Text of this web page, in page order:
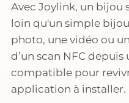
Avec Joylink, un bijou
loin qu'un simple
photo, une vidéo ou
d’un scan NFC
compatible pour
application à installer.